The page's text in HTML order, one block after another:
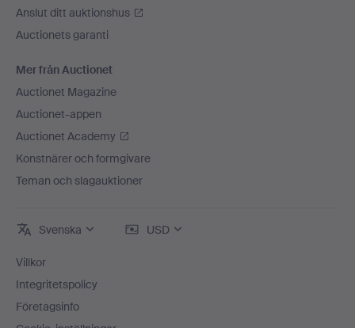
Anslut ditt auktionshus
Auctionets garanti
Mer från Auctionet
Auctionet Magazine
Auctionet-appen
Auctionet Academy
Konstnärer och formgivare
Teman och slagauktioner
Svenska USD
Villkor
Integritetspolicy
Företagsinfo